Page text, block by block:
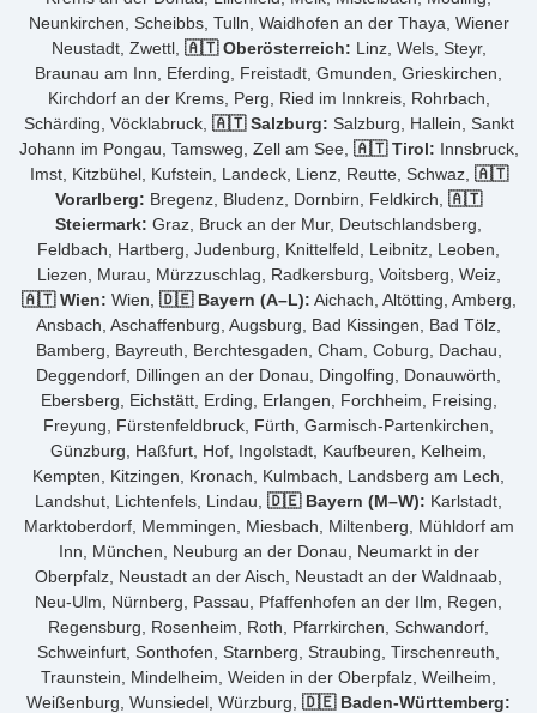
Neunkirchen, Scheibbs, Tulln, Waidhofen an der Thaya, Wiener
Neustadt, Zwettl, 🇦🇹 Oberösterreich: Linz, Wels, Steyr,
Braunau am Inn, Eferding, Freistadt, Gmunden, Grieskirchen,
Kirchdorf an der Krems, Perg, Ried im Innkreis, Rohrbach,
Schärding, Vöcklabruck, 🇦🇹 Salzburg: Salzburg, Hallein, Sankt
Johann im Pongau, Tamsweg, Zell am See, 🇦🇹 Tirol: Innsbruck,
Imst, Kitzbühel, Kufstein, Landeck, Lienz, Reutte, Schwaz, 🇦🇹
Vorarlberg: Bregenz, Bludenz, Dornbirn, Feldkirch, 🇦🇹
Steiermark: Graz, Bruck an der Mur, Deutschlandsberg,
Feldbach, Hartberg, Judenburg, Knittelfeld, Leibnitz, Leoben,
Liezen, Murau, Mürzzuschlag, Radkersburg, Voitsberg, Weiz,
🇦🇹 Wien: Wien, 🇩🇪 Bayern (A–L): Aichach, Altötting, Amberg,
Ansbach, Aschaffenburg, Augsburg, Bad Kissingen, Bad Tölz,
Bamberg, Bayreuth, Berchtesgaden, Cham, Coburg, Dachau,
Deggendorf, Dillingen an der Donau, Dingolfing, Donauwörth,
Ebersberg, Eichstätt, Erding, Erlangen, Forchheim, Freising,
Freyung, Fürstenfeldbruck, Fürth, Garmisch-Partenkirchen,
Günzburg, Haßfurt, Hof, Ingolstadt, Kaufbeuren, Kelheim,
Kempten, Kitzingen, Kronach, Kulmbach, Landsberg am Lech,
Landshut, Lichtenfels, Lindau, 🇩🇪 Bayern (M–W): Karlstadt,
Marktoberdorf, Memmingen, Miesbach, Miltenberg, Mühldorf am
Inn, München, Neuburg an der Donau, Neumarkt in der
Oberpfalz, Neustadt an der Aisch, Neustadt an der Waldnaab,
Neu-Ulm, Nürnberg, Passau, Pfaffenhofen an der Ilm, Regen,
Regensburg, Rosenheim, Roth, Pfarrkirchen, Schwandorf,
Schweinfurt, Sonthofen, Starnberg, Straubing, Tirschenreuth,
Traunstein, Mindelheim, Weiden in der Oberpfalz, Weilheim,
Weißenburg, Wunsiedel, Würzburg, 🇩🇪 Baden-Württemberg: